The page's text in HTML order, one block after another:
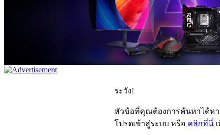
ระวัง!
หัวข้อที่คุณต้องการค้นหาได้ห
โปรดเข้าสู่ระบบ หรือ คลิกที่นี่เ